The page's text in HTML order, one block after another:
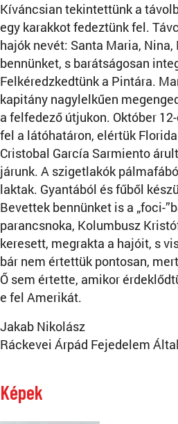
Kíváncsian tekintettünk a
egy karakkot fedeztünk fel.
hajók nevét: Santa Maria,
bennünket, s barátságosan
Felkéredzkedtünk a Pintára.
kapitány nagylelkűen
a felfedező útjukon. Október
fel a látóhatáron, elértük
Cristobal García Sarmiento
járunk. A szigetlakók
laktak. Gyantából és fűből
Bevettek bennünket is a „foci-
parancsnoka, Kolumbusz
keresett, megrakta a hajóit, s
bár nem értettük pontosan,
Ő sem értette, amikor
e fel Amerikát.
Jakab Nikolász
Ráckevei Árpád Fejedelem
Képek